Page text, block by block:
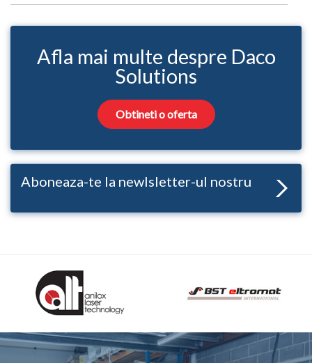
Afla mai multe despre Daco
Solutions
Obtineti o oferta
Aboneaza-te la newlsletter-ul nostru